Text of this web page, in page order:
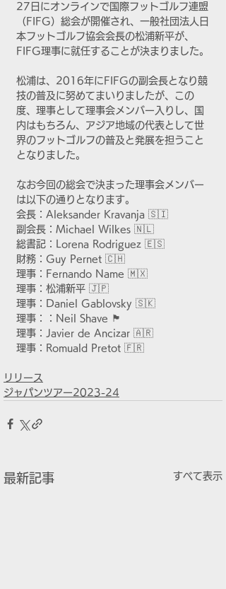
27日にオンラインで国際フットゴルフ連盟
（FIFG）総会が開催され、一般社団法人日
本フットゴルフ協会会長の松浦新平が、
FIFG理事に就任することが決まりました。
松浦は、2016年にFIFGの副会長となり競
技の普及に努めてまいりましたが、この
度、理事として理事会メンバー入りし、国
内はもちろん、アジア地域の代表として世
界のフットゴルフの普及と発展を担うこと
となりました。
なお今回の総会で決まった理事会メンバー
は以下の通りとなります。
会長：Aleksander Kravanja 🇸🇮
副会長：Michael Wilkes 🇳🇱
総書記：Lorena Rodriguez 🇪🇸
財務：Guy Pernet 🇨🇭
理事：Fernando Name 🇲🇽
理事：松浦新平 🇯🇵
理事：Daniel Gablovsky 🇸🇰
理事：：Neil Shave 🏴󠁧󠁢󠁳󠁣󠁴󠁿
理事：Javier de Ancizar 🇦🇷
理事：Romuald Pretot 🇫🇷
リリース
ジャパンツアー2023-24
最新記事 すべて表示